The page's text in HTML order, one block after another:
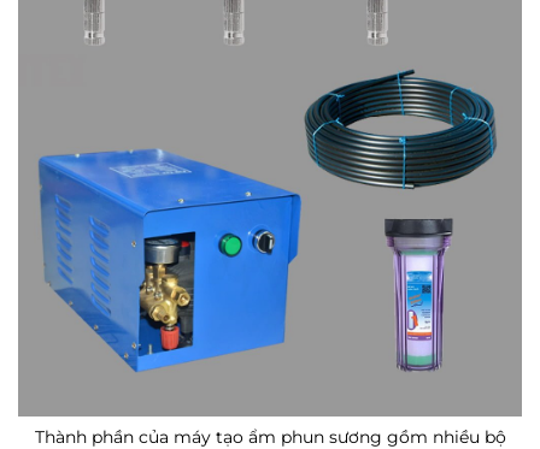
Thành phần của máy tạo ẩm phun sương gồm nhiều bộ